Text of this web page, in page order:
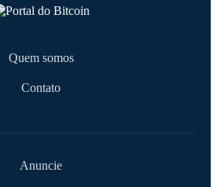
Quem somos
Contato
Anuncie